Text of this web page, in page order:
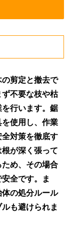
剪定と撤去で
不要な枝や枯
行います。鋸
使用し、作業
対策を徹底す
が深く張って
め、その場合
全です。ま
の処分ルール
も避けられま